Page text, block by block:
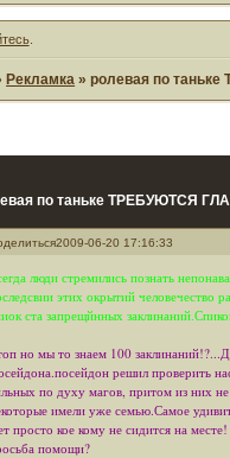
.
Рекламка »ролевая по
по таньке ТРЕБУЮТСЯ
2009-06-20 17:16:33
люди стремились познать
этих окрытий человечество
ста запрещйнных
но мы то знаем 100
решил проверить
по духу магов, притом из них
имели уже семью.Самое
просто кое кому не сидится на
помощи?